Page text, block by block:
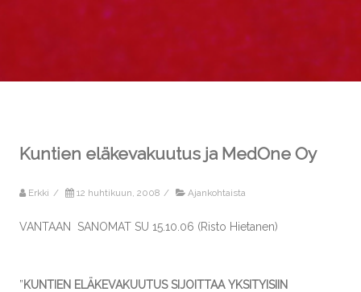
Kuntien eläkevakuutus ja MedOne Oy
Erkki / 12 huhtikuun, 2008 / Ajankohtaista
VANTAAN SANOMAT SU 15.10.06 (Risto Hietanen)
”KUNTIEN ELÄKEVAKUUTUS SIJOITTAA YKSITYISIIN